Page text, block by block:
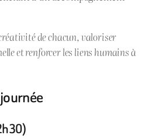
de chacun, valoriser
et renforcer les liens humains à